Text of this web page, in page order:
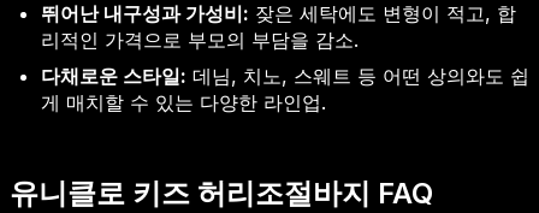
뛰어난 내구성과 가성비: 잦은 세탁에도 변형이 적고, 합
리적인 가격으로 부모의 부담을 감소.
다채로운 스타일: 데님, 치노, 스웨트 등 어떤 상의와도 쉽
게 매치할 수 있는 다양한 라인업.
유니클로 키즈 허리조절바지 FAQ